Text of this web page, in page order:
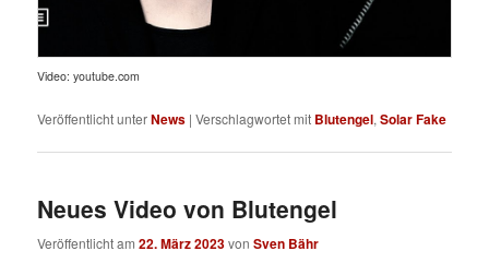
Video: youtube.com
Veröffentlicht unterNews |Verschlagwortet mit Blutengel,Solar Fake
Neues Video von Blutengel
Veröffentlicht am22. März 2023vonSven Bähr